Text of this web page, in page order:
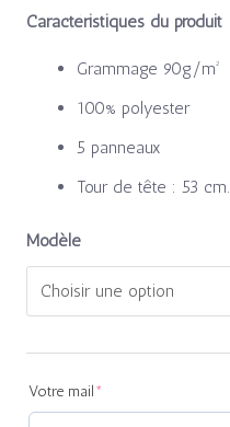
Caractéristiques du produit
Grammage 90g/m²
100% polyester
5 panneaux
Tour de tête : 53 cm.
Modèle
Votre mail*